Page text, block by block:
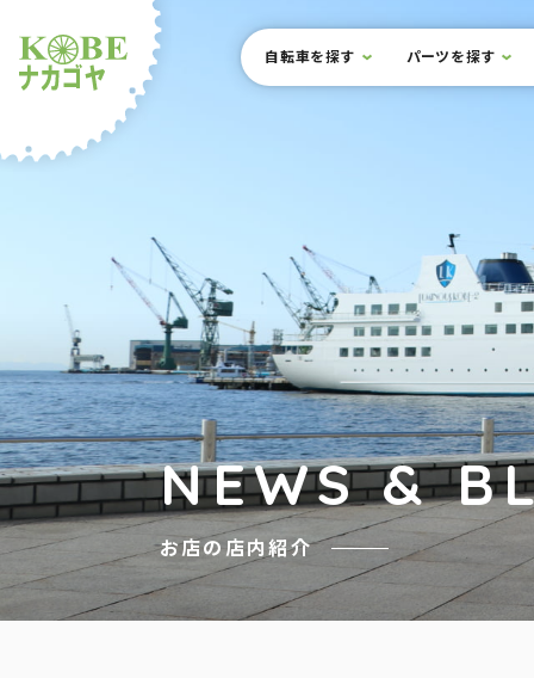
サイト内メニュー
本文までスキップ
自転車を探す パーツを探す
NEWS &
お店の店内紹介